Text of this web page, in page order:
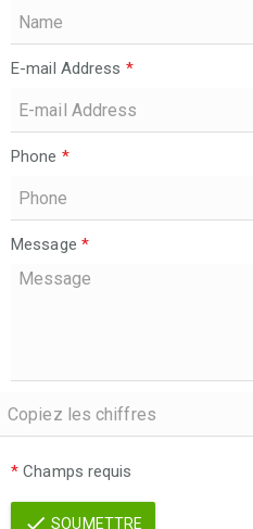
E-mail Address *
Phone *
Message *
* Champs requis
SOUMETTRE